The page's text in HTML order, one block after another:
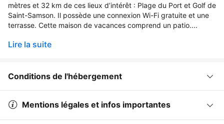
mètres et 32 km de ces lieux d’intérêt : Plage du Port et Golf de
Saint-Samson. Il possède une connexion Wi-Fi gratuite et une
terrasse. Cette maison de vacances comprend un patio....
Lire la suite
Conditions de l'hébergement
Mentions légales et infos importantes